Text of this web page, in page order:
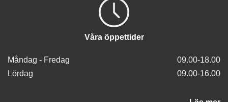
Våra öppettider
Måndag - Fredag
09.00-18.00
Lördag
09.00-16.00